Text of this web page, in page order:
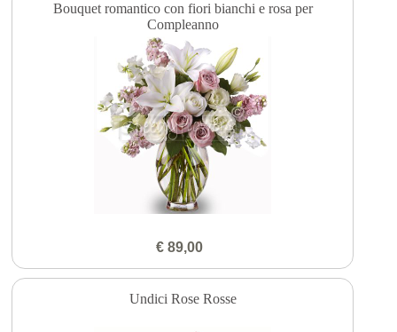
Bouquet romantico con fiori bianchi e rosa per
Compleanno
€ 89,00
Undici Rose Rosse